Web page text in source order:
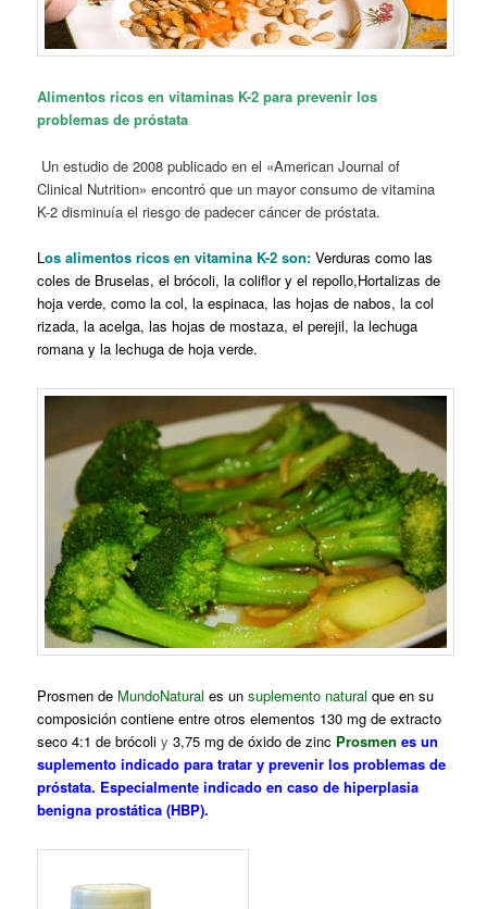
Alimentos ricos en vitaminas K-2 para prevenir los
problemas de próstata
Un estudio de 2008 publicado en el «American Journal of
Clinical Nutrition» encontró que un mayor consumo de vitamina
K-2 disminuía el riesgo de padecer cáncer de próstata.
Los alimentos ricos en vitamina K-2 son: Verduras como las
coles de Bruselas, el brócoli, la coliflor y el repollo,Hortalizas de
hoja verde, como la col, la espinaca, las hojas de nabos, la col
rizada, la acelga, las hojas de mostaza, el perejil, la lechuga
romana y la lechuga de hoja verde.
Prosmen de MundoNaturales unsuplemento naturalque en su
composición contiene entre otros elementos 130 mg de extracto
seco 4:1 de brócoli y3,75 mg de óxido de zinc Prosmen es un
suplemento indicado para tratar y prevenir los problemas de
próstata. Especialmente indicado en caso de hiperplasia
benigna prostática (HBP).